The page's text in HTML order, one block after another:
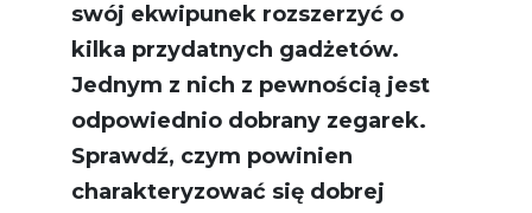
swój ekwipunek rozszerzyć o
kilka przydatnych gadżetów.
Jednym z nich z pewnością jest
odpowiednio dobrany zegarek.
Sprawdź, czym powinien
charakteryzować się dobrej